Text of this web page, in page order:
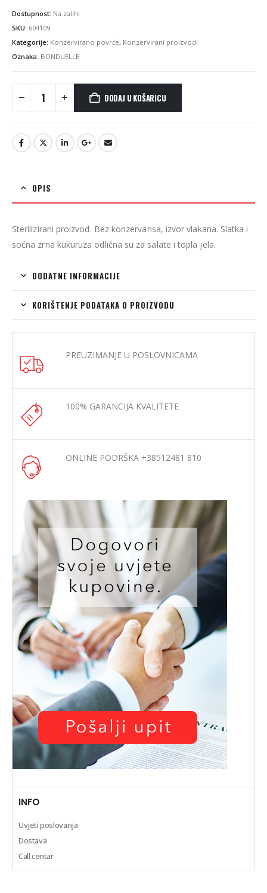
Dostupnost: Na zalihi
SKU: 604109
Kategorije: Konzervirano povrće, Konzervirani proizvodi
Oznaka: BONDUELLE
DODAJ U KOŠARICU
OPIS
Sterilizirani proizvod. Bez konzervansa, izvor vlakana. Slatka i
sočna zrna kukuruza odlična su za salate i topla jela.
DODATNE INFORMACIJE
KORIŠTENJE PODATAKA O PROIZVODU
PREUZIMANJE U POSLOVNICAMA
100% GARANCIJA KVALITETE
ONLINE PODRŠKA +38512481 810
INFO
Uvjeti poslovanja
Dostava
Call centar